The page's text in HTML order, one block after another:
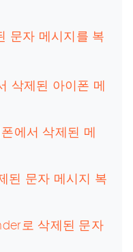
문자 메시지를 복
삭제된 아이폰 메
에서 삭제된 메
된 문자 메시지 복
로 삭제된 문자